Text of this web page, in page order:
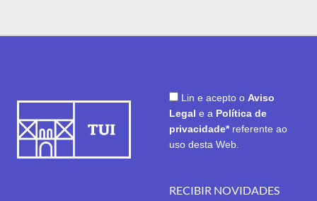
Lin e acepto o Aviso
Legal e a Política de
privacidade* referente ao
uso desta Web.
RECIBIR NOVIDADES